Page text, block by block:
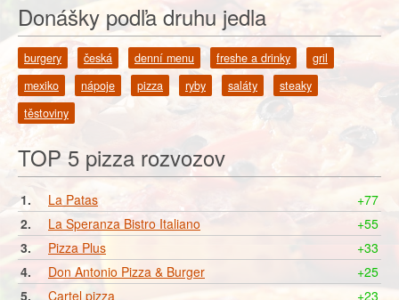
Donášky podľa druhu jedla
burgery česká denní menu freshe a drinky
gril
mexiko
nápoje pizza ryby saláty
steaky
těstoviny
TOP 5 pizza rozvozov
1. La Patas
+77
2.
La Speranza Bistro Italiano
+55
3.
Pizza Plus
+33
4.
Don Antonio Pizza & Burger
+25
5.
Cartel pizza +23